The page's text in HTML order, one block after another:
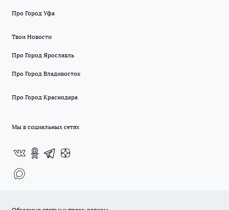
Про Город Уфа
Твои Новости
Про Город Ярославль
Про Город Владивосток
Про Город Краснодара
Мы в социальных сетях